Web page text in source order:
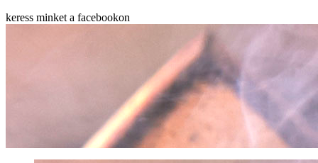
keress minket a facebookon